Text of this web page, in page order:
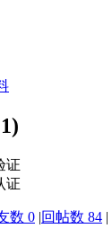
证
证
数 0 |回帖数 84 |